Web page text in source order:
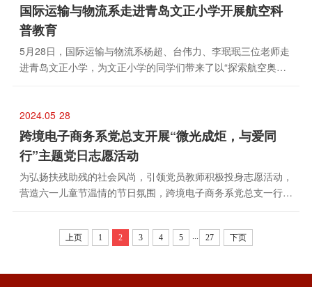
国际运输与物流系走进青岛文正小学开展航空科
普教育
5月28日，国际运输与物流系杨超、台伟力、李珉珉三位老师走
进青岛文正小学，为文正小学的同学们带来了以“探索航空奥
28
2024.05
跨境电子商务系党总支开展“微光成炬，与爱同
行”主题党日志愿活动
为弘扬扶残助残的社会风尚，引领党员教师积极投身志愿活动，
营造六一儿童节温情的节日氛围，跨境电子商务系党总支一行
上页 1 2 3 4 5 ... 27 下页